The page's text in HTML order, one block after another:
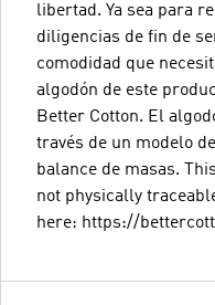
libertad. Ya sea para
diligencias de fin de
comodidad que
algodón de este
Better Cotton. El
través de un modelo
balance de masas.
not physically
here: https://